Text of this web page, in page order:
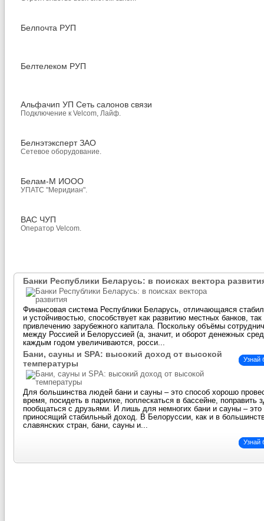
Белпочта РУП
Белтелеком РУП
Альфачип УП Сеть салонов связи
Подключение к Velcom, Лайф.
Белнэтэксперт ЗАО
Сетевое оборудование.
Белам-М ИООО
УПАТС "Меридиан".
ВАС ЧУП
Оператор Velсom.
Банки Республики Беларусь: в поисках вектора
Финансовая система Республики Беларусь, отличающаяся
и устойчивостью, способствует как развитию местных банков, так
привлечению зарубежного капитала. Поскольку объёмы
между Россией и Белоруссией (а, значит, и оборот денежных
каждым годом увеличиваются, росси...
Узнай
Бани, сауны и SPA: высокий доход от высокой
температуры
Для большинства людей бани и сауны – это способ хорошо
время, посидеть в парилке, поплескаться в бассейне, поправить
пообщаться с друзьями. И лишь для немногих бани и сауны – это
приносящий стабильный доход. В Белоруссии, как и в
славянских стран, бани, сауны и...
Узнай